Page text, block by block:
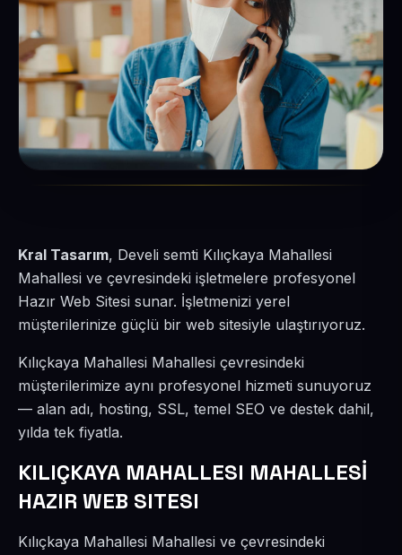
Kral Tasarım, Develi semti Kılıçkaya Mahallesi
Mahallesi ve çevresindeki işletmelere profesyonel
Hazır Web Sitesi sunar. İşletmenizi yerel
müşterilerinize güçlü bir web sitesiyle ulaştırıyoruz.
Kılıçkaya Mahallesi Mahallesi çevresindeki
müşterilerimize aynı profesyonel hizmeti sunuyoruz
— alan adı, hosting, SSL, temel SEO ve destek dahil,
yılda tek fiyatla.
KILIÇKAYA MAHALLESI MAHALLESİ
HAZIR WEB SITESI
Kılıçkaya Mahallesi Mahallesi ve çevresindeki